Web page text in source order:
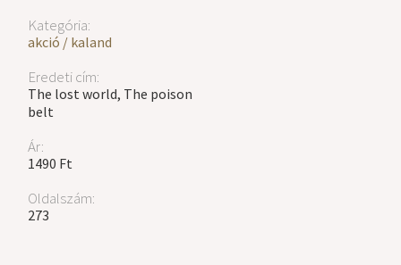
Kategória:
akció / kaland
Eredeti cím:
The lost world, The poison
belt
Ár:
1490 Ft
Oldalszám:
273